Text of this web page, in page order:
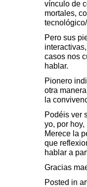
vínculo de
mortales,
Pero sus
casos nos
hablar.
Pionero
otra
la
Podéis ver
yo, por
Merece la
que
hablar a
Gracias
Posted in